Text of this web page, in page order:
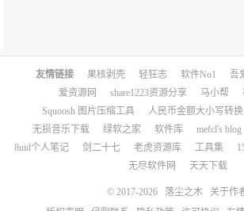
友情链接 果核剥壳 轻狂志 软件No1 吾
爱资源网
share1223资源分享 马小帮
Squoosh 图片压缩工具
人民币金额大小写转换
无损音乐下载
绿软之家 软件库 mefcl's blog
8uid个人笔记
剑二十七 老虎资源库 工具集
无尽软件网
天天下载
© 2017-2026 落尘之木
关于作